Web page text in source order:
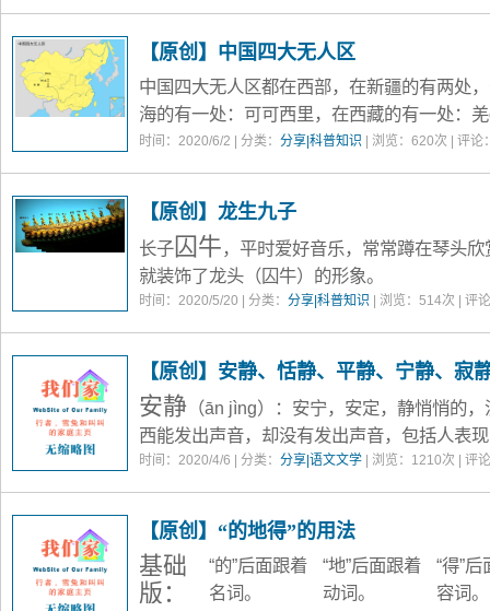
广东交界处），珠江三角洲（广东省），全
【原创】中国四大无人区
中国四大无人区都在西部，在新疆的有两处
海的有一处：可可西里，在西藏的有一处：
罗布泊：
位于新疆东南部，塔里木盆地
近甘肃（敦煌、玉门关）。这里曾经是古丝
咸水湖，其西岸还有著名的
湖面不断收缩，周边的城市和居民也就渐渐
河下游断流，至七十年代，罗布泊彻底干涸
泊湖床的形状像一只大耳朵，又被称为“地球
代，我国先后在罗布泊地区开展了45次核试验
布泊是我国重要的钾盐开采基地。
时间：2020/6/2 | 分类： 分享|科普知识 | 浏览： 620次 | 评论
【原创】龙生九子
长子囚牛 ，平时爱好音乐，常常蹲在琴头
就装饰了龙头（囚牛）的形象。
次子 睚眦（yá zì），特别好斗，且心胸狭
口（注2），也包括部分仪仗上面，都装饰龙
力，显得威严、庄重。另有成语叫做“睚眦必
别人瞪一眼这样的小怨小仇，也一定要报复。
时间：2020/5/20 | 分类： 分享|科普知识 | 浏览： 514次 | 评
【原创】安静、恬静、平静、宁静、寂
安静 （ān jìng）：安宁，安定，静悄悄的
西能发出声音，却没有发出声音，包括人表
静地看书。
恬静（tián jìng）：恬淡，闲适（悠闲），
人的性格很好。运用：恬静的笑容/微笑，恬
时间：2020/4/6 | 分类： 分享|语文文学 | 浏览： 1210次 | 评
【原创】“的地得”的用法
基础
版：
“的”后面跟着
名词。
“地”后面跟着
动词。
“得”后
容词。